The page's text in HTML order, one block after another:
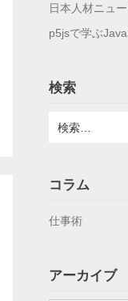
日本人材ニュ
p5jsで学ぶ
検索
索:
コラム
仕事術
アーカイブ